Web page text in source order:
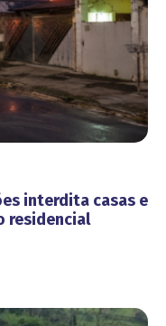
interdita casas e
residencial